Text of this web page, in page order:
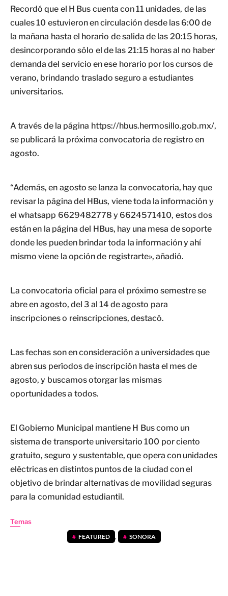
Recordó que el H Bus cuenta con 11 unidades, de las
cuales 10 estuvieron en circulación desde las 6:00 de
la mañana hasta el horario de salida de las 20:15 horas,
desincorporando sólo el de las 21:15 horas al no haber
demanda del servicio en ese horario por los cursos de
verano, brindando traslado seguro a estudiantes
universitarios.
A través de la página https://hbus.hermosillo.gob.mx/,
se publicará la próxima convocatoria de registro en
agosto.
“Además, en agosto se lanza la convocatoria, hay que
revisar la página del HBus, viene toda la información y
el whatsapp 6629482778 y 6624571410, estos dos
están en la página del HBus, hay una mesa de soporte
donde les pueden brindar toda la información y ahí
mismo viene la opción de registrarte», añadió.
La convocatoria oficial para el próximo semestre se
abre en agosto, del 3 al 14 de agosto para
inscripciones o reinscripciones, destacó.
Las fechas son en consideración a universidades que
abren sus períodos de inscripción hasta el mes de
agosto, y buscamos otorgar las mismas
oportunidades a todos.
El Gobierno Municipal mantiene H Bus como un
sistema de transporte universitario 100 por ciento
gratuito, seguro y sustentable, que opera con unidades
eléctricas en distintos puntos de la ciudad con el
objetivo de brindar alternativas de movilidad seguras
para la comunidad estudiantil.
Temas
FEATURED , SONORA